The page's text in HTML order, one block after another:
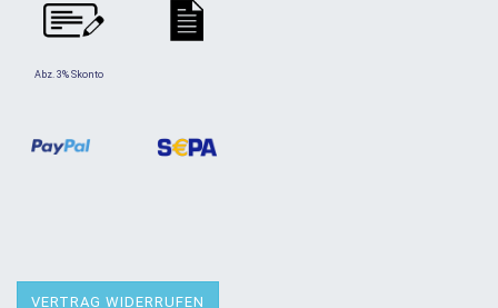
Abz. 3% Skonto
VERTRAG WIDERRUFEN